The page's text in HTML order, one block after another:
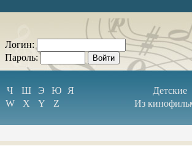
Логин:
Пароль:
Ч Ш Э Ю Я Детские
W X Y Z Из